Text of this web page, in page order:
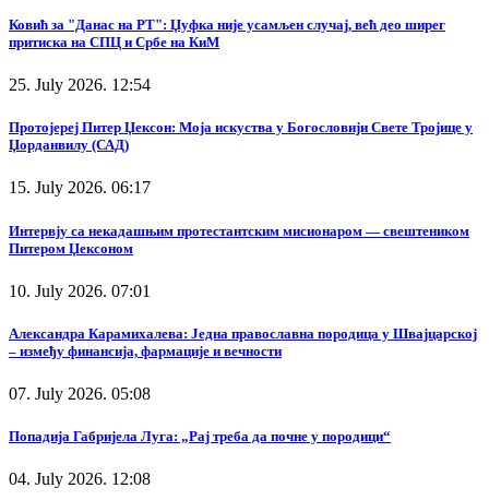
Ковић за "Данас на РТ": Џуфка није усамљен случај, већ део ширег
притиска на СПЦ и Србе на КиМ
25. July 2026. 12:54
Протојереј Питер Џексон: Моја искуства у Богословији Свете Тројице у
Џорданвилу (САД)
15. July 2026. 06:17
Интервју са некадашњим протестантским мисионаром — свештеником
Питером Џексоном
10. July 2026. 07:01
Александра Карамихалева: Једна православна породица у Швајцарској
– између финансија, фармације и вечности
07. July 2026. 05:08
Попадија Габријела Луга: „Рај треба да почне у породици“
04. July 2026. 12:08